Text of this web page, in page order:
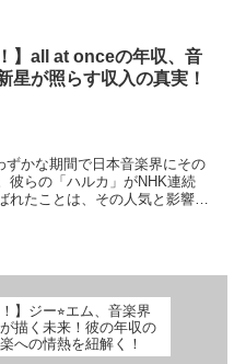
！】all at onceの年収、音
星が照らす収入の真実！
かな期間で日本音楽界にその
彼らの「ハルカ」がNHK連続
たことは、その人気と影響力
！】ジー⭐︎エム、音楽界
描く未来！彼の年収の
への情熱を紐解く！